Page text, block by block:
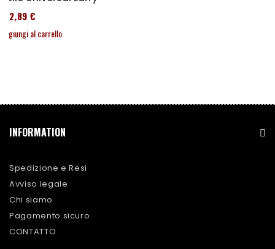
152,89 €
Aggiungi al carrello
INFORMATION
Spedizione e Resi
Avviso legale
Chi siamo
Pagamento sicuro
CONTATTO